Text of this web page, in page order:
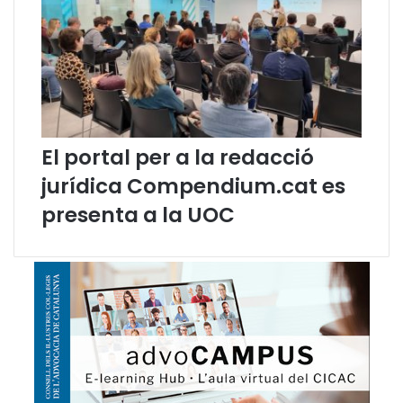
c
a
t
a
l
:
d
o
n
i
m
c
a
p
El portal per a la redacció
jurídica Compendium.cat es
presenta a la UOC